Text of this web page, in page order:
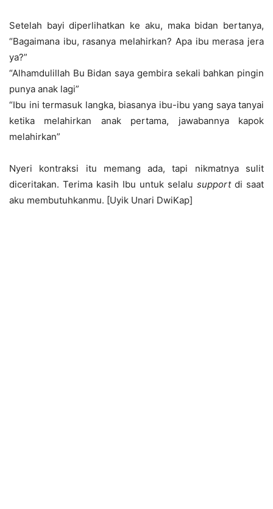
Setelah bayi diperlihatkan ke aku, maka bidan bertanya,
“Bagaimana ibu, rasanya melahirkan? Apa ibu merasa jera
ya?”
“Alhamdulillah Bu Bidan saya gembira sekali bahkan pingin
punya anak lagi”
“Ibu ini termasuk langka, biasanya ibu-ibu yang saya tanyai
ketika melahirkan anak pertama, jawabannya kapok
melahirkan”
Nyeri kontraksi itu memang ada, tapi nikmatnya sulit
diceritakan. Terima kasih Ibu untuk selalu supportdi saat
aku membutuhkanmu. [Uyik Unari DwiKap]